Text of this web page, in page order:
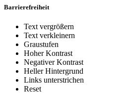
Barrierefreiheit
Text vergrößern
Text verkleinern
Graustufen
Hoher Kontrast
Negativer Kontrast
Heller Hintergrund
Links unterstrichen
Reset